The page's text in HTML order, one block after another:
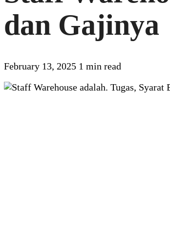
dan Gajinya
February 13, 2025 1 min read